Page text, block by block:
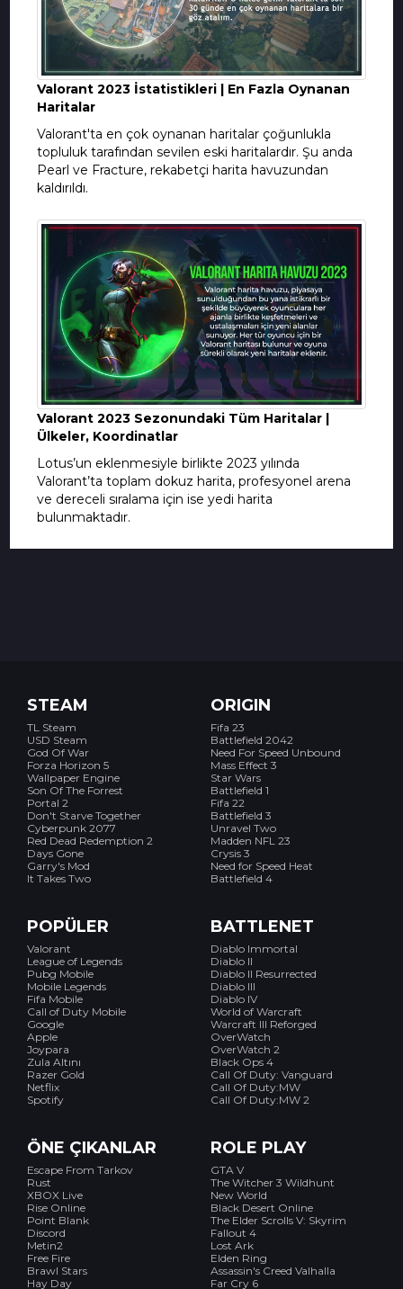
Valorant 2023 İstatistikleri | En Fazla Oynanan
Haritalar
Valorant'ta en çok oynanan haritalar çoğunlukla
topluluk tarafından sevilen eski haritalardır. Şu anda
Pearl ve Fracture, rekabetçi harita havuzundan
kaldırıldı.
Valorant 2023 Sezonundaki Tüm Haritalar |
Ülkeler, Koordinatlar
Lotus’un eklenmesiyle birlikte 2023 yılında
Valorant’ta toplam dokuz harita, profesyonel arena
ve dereceli sıralama için ise yedi harita
bulunmaktadır.
STEAM
TL Steam
USD Steam
God Of War
Forza Horizon 5
Wallpaper Engine
Son Of The Forrest
Portal 2
Don't Starve Together
Cyberpunk 2077
Red Dead Redemption 2
Days Gone
Garry's Mod
It Takes Two
ORIGIN
Fifa 23
Battlefield 2042
Need For Speed Unbound
Mass Effect 3
Star Wars
Battlefield 1
Fifa 22
Battlefield 3
Unravel Two
Madden NFL 23
Crysis 3
Need for Speed Heat
Battlefield 4
POPÜLER
Valorant
League of Legends
Pubg Mobile
Mobile Legends
Fifa Mobile
Call of Duty Mobile
Google
Apple
Joypara
Zula Altını
Razer Gold
Netflix
Spotify
BATTLENET
Diablo Immortal
Diablo II
Diablo II Resurrected
Diablo III
Diablo IV
World of Warcraft
Warcraft III Reforged
OverWatch
OverWatch 2
Black Ops 4
Call Of Duty: Vanguard
Call Of Duty:MW
Call Of Duty:MW 2
ÖNE ÇIKANLAR
Escape From Tarkov
Rust
XBOX Live
Rise Online
Point Blank
Discord
Metin2
Free Fire
Brawl Stars
Hay Day
ROLE PLAY
GTA V
The Witcher 3 Wildhunt
New World
Black Desert Online
The Elder Scrolls V: Skyrim
Fallout 4
Lost Ark
Elden Ring
Assassin's Creed Valhalla
Far Cry 6